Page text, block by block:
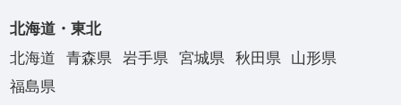
北海道・東北
北海道
青森県 岩手県 宮城県 秋田県
山形県
福島県